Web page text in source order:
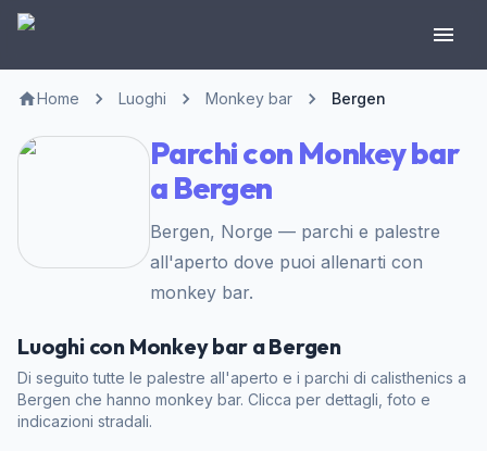
Home Luoghi Monkey bar Bergen
Parchi con Monkey bar
a Bergen
Bergen, Norge — parchi e palestre
all'aperto dove puoi allenarti con
monkey bar.
Luoghi con Monkey bar a Bergen
Di seguito tutte le palestre all'aperto e i parchi di calisthenics a
Bergen che hanno monkey bar. Clicca per dettagli, foto e
indicazioni stradali.